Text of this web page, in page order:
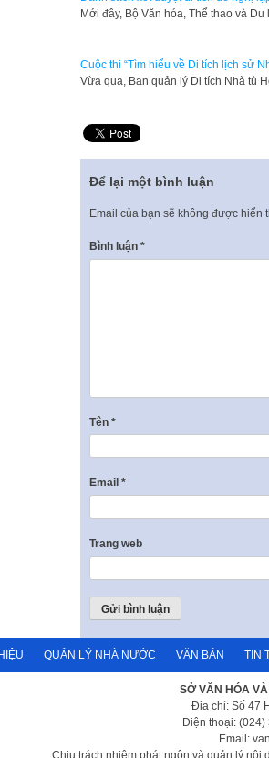
Mới đây, Bộ Văn hóa, Thể thao và
Cuộc thi “Tìm hiểu về Di tích lịch sử
Vừa qua, Ban quản lý Di tích Nhà tù
Để lại một bình luận
Email của bạn sẽ không được hiển
Bình luận *
Tên *
Email *
Trang web
QUẢN LÝ NHÀ NƯỚC VĂN BẢN TIN
SỞ VĂN HÓA
Địa chỉ: Số 47
Điện thoại: (024)
Email:
Chịu trách nhiệm phát ngôn và quản lý nội